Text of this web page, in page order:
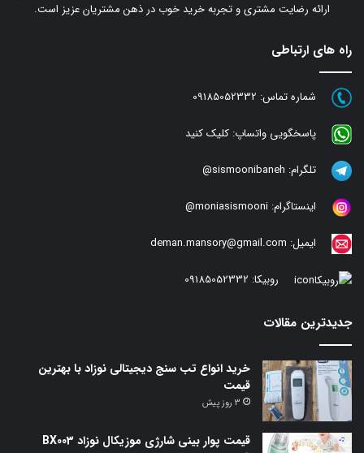
ارائه رضایت مشتری و تجربه خرید خوب در ذهن مشتریان عزیز است.
راه های ارتباطی
شماره تماس: 09185052332
پاسخگویی واتساپ: کلیک کنید
تلگرام: sismoonibaneh@
اینستاگرام: moniasismooni@
ایمیل: deman.mansory@gmail.com
روبیکا: 09185052332
جدیدترین مقالات
خرید انواع تب سنج دیجیتالی نوزاد با بهترین
قیمت
3 روز پیش
قیمت پوار بینی شارژی موزیکال نوزاد BX003